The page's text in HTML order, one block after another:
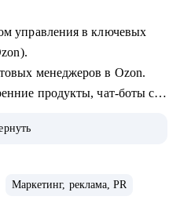
управления в ключевых
менеджеров в Ozon.
продукты, чат-боты с
как продукт.
на карьерные и
более 300 резюме для
Маркетинг, реклама, PR